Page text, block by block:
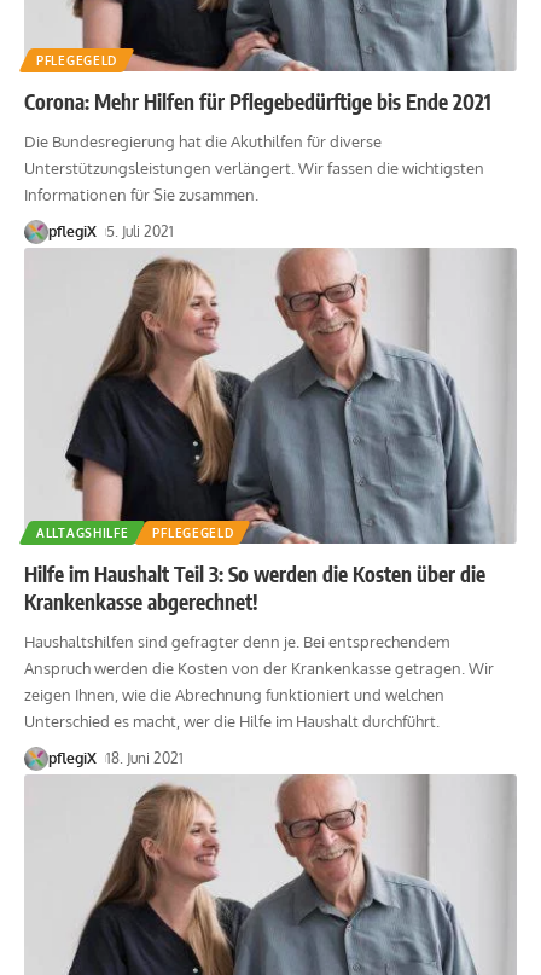
PFLEGEGELD
Corona: Mehr Hilfen für Pflegebedürftige bis Ende 2021
Die Bundesregierung hat die Akuthilfen für diverse
Unterstützungsleistungen verlängert. Wir fassen die wichtigsten
Informationen für Sie zusammen.
pflegiX 5. Juli 2021
ALLTAGSHILFE PFLEGEGELD
Hilfe im Haushalt Teil 3: So werden die Kosten über die
Krankenkasse abgerechnet!
Haushaltshilfen sind gefragter denn je. Bei entsprechendem
Anspruch werden die Kosten von der Krankenkasse getragen. Wir
zeigen Ihnen, wie die Abrechnung funktioniert und welchen
Unterschied es macht, wer die Hilfe im Haushalt durchführt.
pflegiX 18. Juni 2021